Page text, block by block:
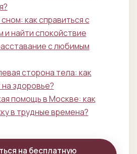
как справиться с
и найти спокойствие
с любимым
сторона тела: как
здоровье?
помощь в Москве: как
в трудные времена?
на бесплатную